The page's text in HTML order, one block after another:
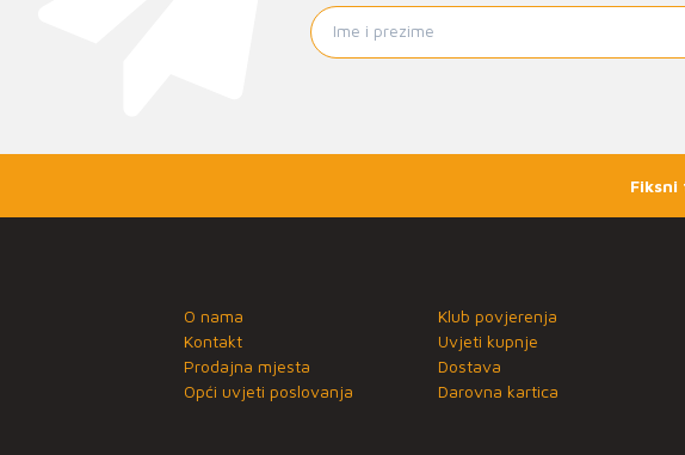
O nama
Kontakt
Prodajna mjesta
Opći uvjeti poslovanja
Klub povjerenja
Uvjeti kupnje
Dostava
Darovna kartica